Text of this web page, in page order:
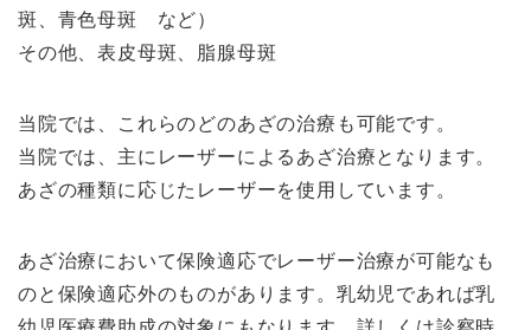
斑、青色母斑 など）
その他、表皮母斑、脂腺母斑
当院では、これらのどのあざの治療も可能です。
当院では、主にレーザーによるあざ治療となります。
あざの種類に応じたレーザーを使用しています。
あざ治療において保険適応でレーザー治療が可能なも
のと保険適応外のものがあります。乳幼児であれば乳